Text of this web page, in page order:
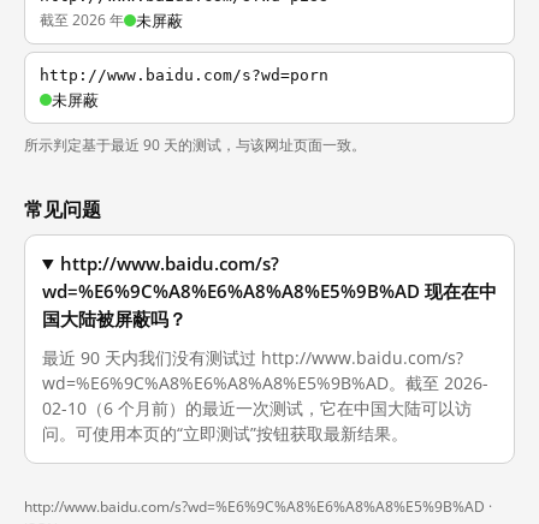
截至 2026 年 未屏蔽
http://www.baidu.com/s?wd=porn
未屏蔽
所示判定基于最近 90 天的测试，与该网址页面一致。
常见问题
http://www.baidu.com/s?
wd=%E6%9C%A8%E6%A8%A8%E5%9B%AD 现在在中
国大陆被屏蔽吗？
最近 90 天内我们没有测试过 http://www.baidu.com/s?
wd=%E6%9C%A8%E6%A8%A8%E5%9B%AD。截至 2026-
02-10（6 个月前）的最近一次测试，它在中国大陆可以访
问。可使用本页的“立即测试”按钮获取最新结果。
http://www.baidu.com/s?wd=%E6%9C%A8%E6%A8%A8%E5%9B%AD ·